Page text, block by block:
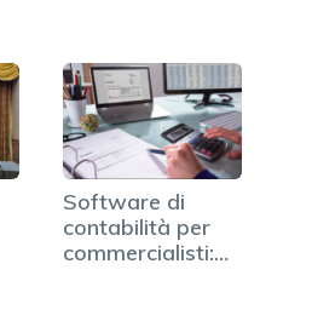
Software di
contabilità per
commercialisti: